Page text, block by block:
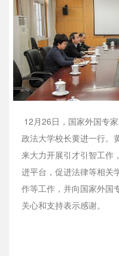
12月26日，国家外国专
政法大学校长黄进一行。
来大力开展引才引智工作
进平台，促进法律等相关
作等工作，并向国家外国
关心和支持表示感谢。